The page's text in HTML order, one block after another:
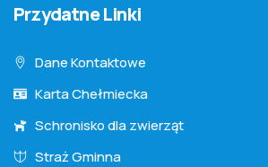
Przydatne Linki
Dane Kontaktowe
Karta Chełmiecka
Schronisko dla zwierząt
Straż Gminna